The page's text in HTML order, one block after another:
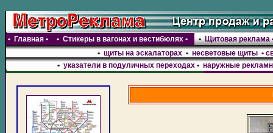
• Главная • • Стикеры в вагонах и вестибюлях • •Щитовая реклама
• щиты на эскалаторах • несветовые щиты •
• указатели в подуличных переходах • наружные